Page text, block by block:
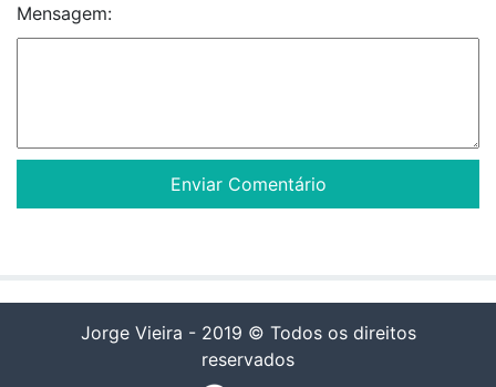
Mensagem:
Jorge Vieira - 2019 © Todos os direitos
reservados